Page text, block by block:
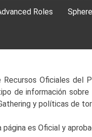
Roles
Recursos Oficiales
de información
y políticas de
es Oficial y